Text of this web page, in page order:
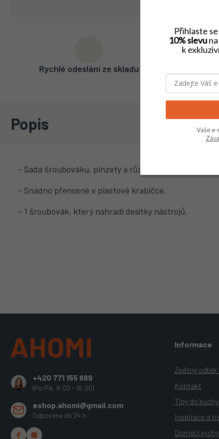
Rychlé odeslání ze skladu
Popis
- Sada šroubováku, pinzety a různých nástavců,
- Snadno přenosné v plastové krabičce.
- 1 šroubovák, který nahradí desítky nástrojů.
+420 771 155 889
(Po-Pá: 8:00 - 16:00)
eshop.ahomi@gmail.com
Odpovíme do 24 h
Informace
Zpětný
Kontakt
Tipy do
Inspirace a
Domácí
Přihlaste
10% slevuna
k
Vaše